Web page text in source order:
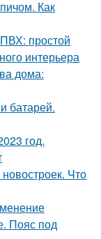
Как
простой
интерьера
дома:
батарей.
год.
Что
Пояс под